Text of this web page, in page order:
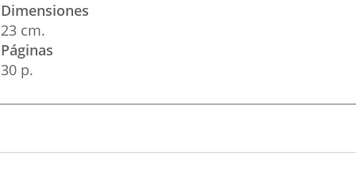
Dimensiones
23 cm.
Páginas
30 p.